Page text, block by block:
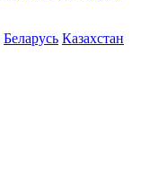
Беларусь Казахстан